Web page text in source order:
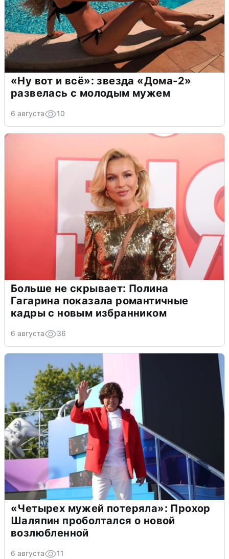
«Ну вот и всё»: звезда «Дома-2»
развелась с молодым мужем
6 августа 10
Больше не скрывает: Полина
Гагарина показала романтичные
кадры с новым избранником
6 августа 36
«Четырех мужей потеряла»: Прохор
Шаляпин проболтался о новой
возлюбленной
6 августа 11